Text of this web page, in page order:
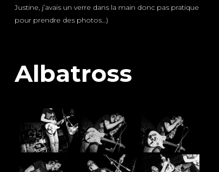
Justine, j’avais un verre dans la main donc pas pratique
pour prendre des photos…)
Albatross